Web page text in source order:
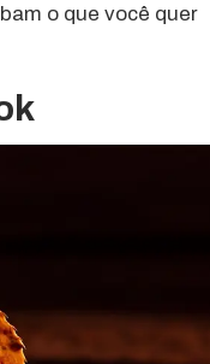
o que você quer